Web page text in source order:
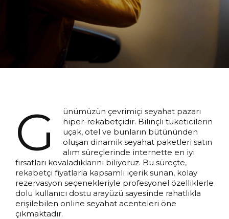
G
ünümüzün çevrimiçi seyahat pazarı
hiper-rekabetçidir. Bilinçli tüketicilerin
uçak, otel ve bunların bütününden
oluşan dinamik seyahat paketleri satın
alım süreçlerinde internette en iyi
fırsatları kovaladıklarını biliyoruz. Bu süreçte,
rekabetçi fiyatlarla kapsamlı içerik sunan, kolay
rezervasyon seçenekleriyle profesyonel özelliklerle
dolu kullanıcı dostu arayüzü sayesinde rahatlıkla
erişilebilen online seyahat acenteleri öne
çıkmaktadır.